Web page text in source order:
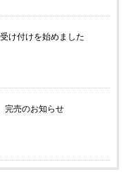
け付けを始めました
完売のお知らせ